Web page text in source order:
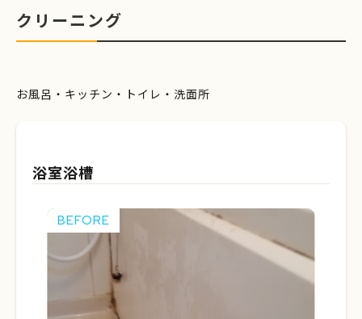
クリーニング
お風呂・キッチン・トイレ・洗面所
浴室浴槽